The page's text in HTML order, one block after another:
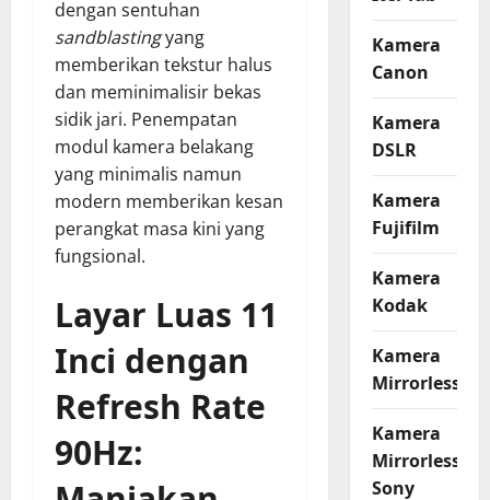
dengan sentuhan
sandblastingyang
memberikan tekstur halus
dan meminimalisir bekas
sidik jari. Penempatan
modul kamera belakang
yang minimalis namun
modern memberikan kesan
perangkat masa kini yang
fungsional.
Layar Luas 11
Inci dengan
Refresh Rate
90Hz:
Kamera
Canon
Kamera
DSLR
Kamera
Fujifilm
Kamera
Kodak
Kamera
Mirrorless
Kamera
Mirrorless
Sony